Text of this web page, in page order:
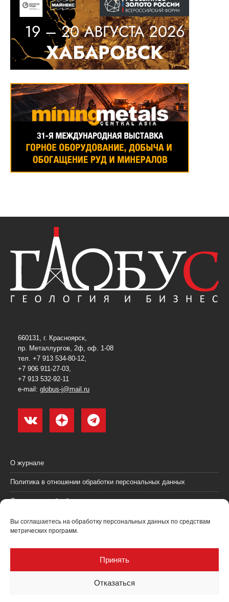
Вы соглашаетесь на обработку персональных данных по средствам
метрических программ.
Принять
Отказаться
660131, г. Красноярск,
пр. Металлургов, 2ф, оф. 1-08
тел. +7 913 534-80-12,
+7 906 911-27-03,
+7 913 532-92-11
e-mail: globus-j@mail.ru
О журнале
Политика в отношении обработки персональных данных
Согласие на обработку персональных данных
Пользовательское соглашение (оферта)